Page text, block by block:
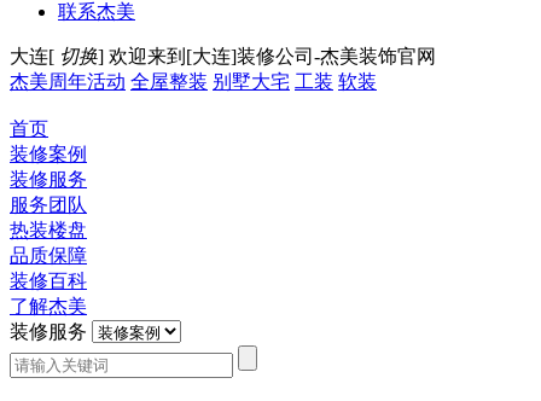
联系杰美
大连[ 切换] 欢迎来到[大连]装修公司-杰美装饰官网
杰美周年活动 全屋整装 别墅大宅 工装 软装
首页
装修案例
装修服务
服务团队
热装楼盘
品质保障
装修百科
了解杰美
装修服务